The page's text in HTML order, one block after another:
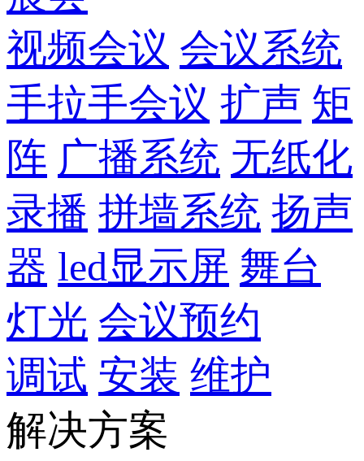
视频会议 会议系统
手拉手会议 扩声 矩
阵 广播系统 无纸化
录播 拼墙系统 扬声
器 led显示屏 舞台
灯光 会议预约
调试 安装 维护
解决方案